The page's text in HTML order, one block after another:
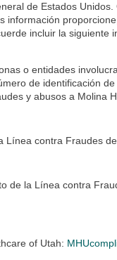
de Estados
información
incluir la
o entidades
de identificación
y abusos a Molina
Línea contra Fraudes
de la Línea contra
of Utah: